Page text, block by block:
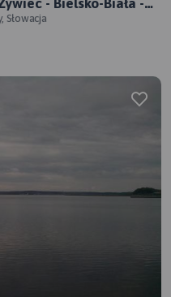
- Bielsko-Biała -
Słowacja